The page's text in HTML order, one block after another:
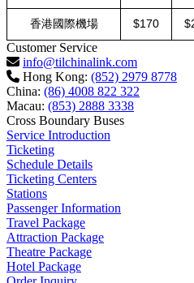
香港國際機場 $170
Customer Service
info@tilchinalink.com
Hong Kong: (852) 2979 8778
China: (86) 4008 822 322
Macau: (853) 2888 3338
Cross Boundary Buses
Service Introduction
Ticketing
Schedule Details
Ticketing Centers
Stations
Passenger Information
Travel Package
Attraction Package
Theatre Package
Hotel Package